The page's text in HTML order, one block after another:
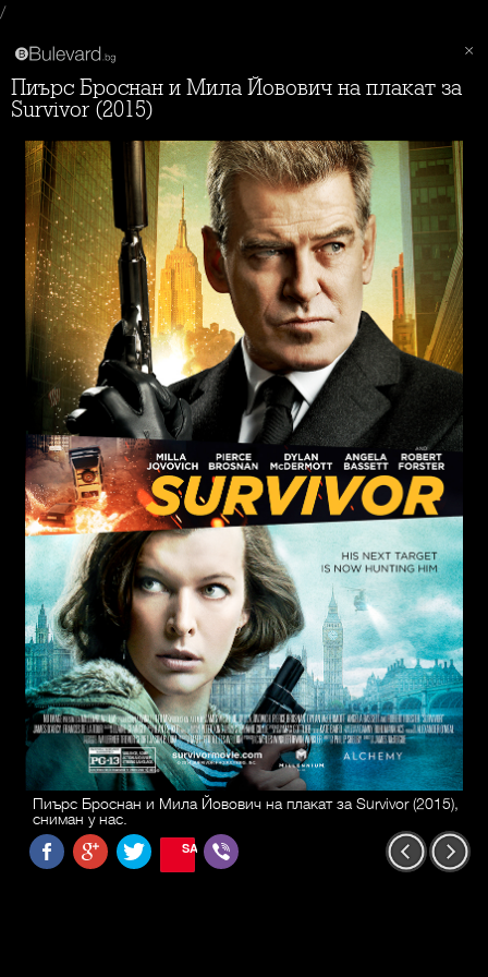
/
Пиърс Броснан и Мила Йовович на плакат за
Survivor (2015)
Пиърс Броснан и Мила Йовович на плакат за Survivor (2015),
сниман у нас.
SAVE